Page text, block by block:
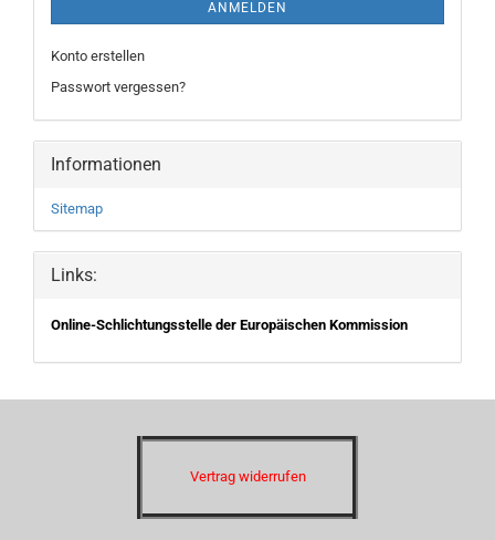
ANMELDEN
Konto erstellen
Passwort vergessen?
Informationen
Sitemap
Links:
Online-Schlichtungsstelle der Europäischen Kommission
Vertrag widerrufen